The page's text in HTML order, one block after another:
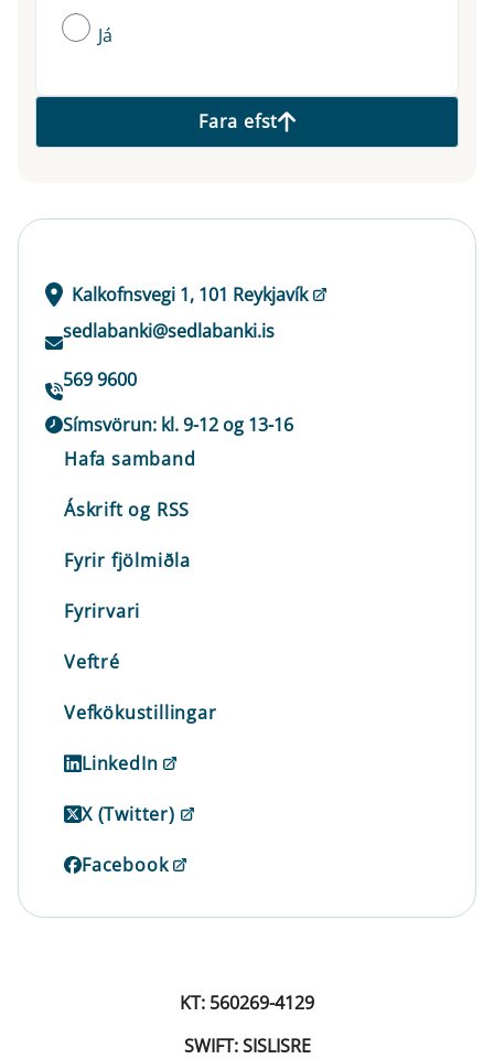
Já
Fara efst
Kalkofnsvegi 1, 101 Reykjavík
sedlabanki@sedlabanki.is
569 9600
Símsvörun: kl. 9-12 og 13-16
Hafa samband
Áskrift og RSS
Fyrir fjölmiðla
Fyrirvari
Veftré
Vefkökustillingar
LinkedIn
X (Twitter)
Facebook
KT: 560269-4129
SWIFT: SISLISRE